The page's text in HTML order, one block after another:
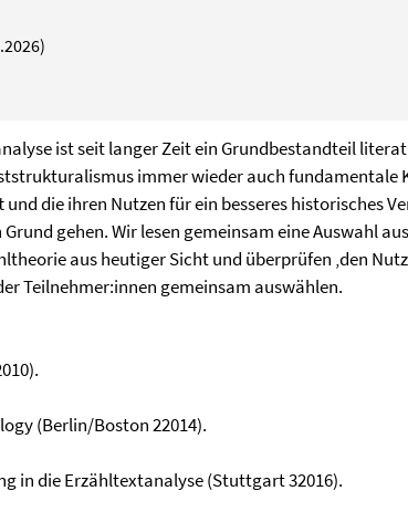
ist seit langer Zeit ein Grundbestandteil
immer wieder auch
die ihren Nutzen für ein besseres historisches
gehen. Wir lesen gemeinsam eine Auswahl
aus heutiger Sicht und überprüfen ‚den
Teilnehmer:innen gemeinsam auswählen.
(Berlin/Boston 22014).
in die Erzähltextanalyse (Stuttgart 32016).